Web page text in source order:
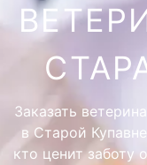
Заказать
в Старой
кто ценит заботу